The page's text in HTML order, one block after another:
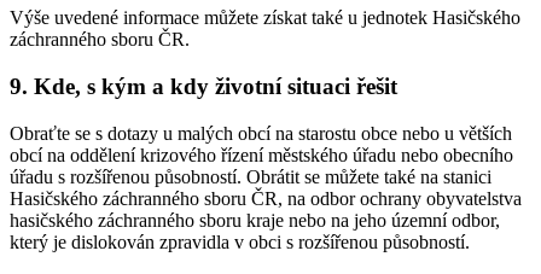
Výše uvedené informace můžete získat také u jednotek Hasičského
záchranného sboru ČR.
9. Kde, s kým a kdy životní situaci řešit
Obraťte se s dotazy u malých obcí na starostu obce nebo u větších
obcí na oddělení krizového řízení městského úřadu nebo obecního
úřadu s rozšířenou působností. Obrátit se můžete také na stanici
Hasičského záchranného sboru ČR, na odbor ochrany obyvatelstva
hasičského záchranného sboru kraje nebo na jeho územní odbor,
který je dislokován zpravidla v obci s rozšířenou působností.